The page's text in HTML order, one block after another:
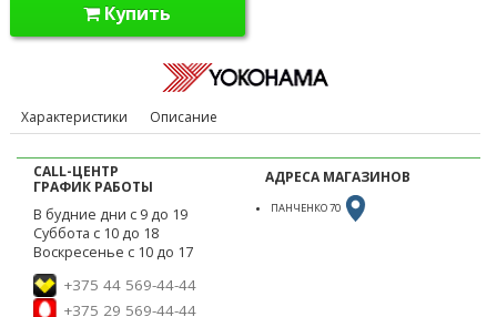
Купить
Характеристики Описание
CALL-ЦЕНТР
ГРАФИК РАБОТЫ
В будние дни с 9 до 19
Суббота с 10 до 18
Воскресенье с 10 до 17
+375 44 569-44-44
+375 29 569-44-44
АДРЕСА МАГАЗИНОВ
ПАНЧЕНКО 70